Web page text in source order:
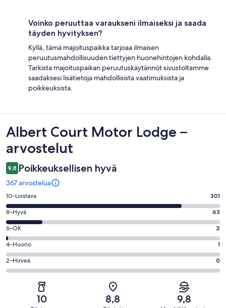
Voinko peruuttaa varaukseni ilmaiseksi ja saada
täyden hyvityksen?
Kyllä, tämä majoituspaikka tarjoaa ilmaisen
peruutusmahdollisuuden tiettyjen huonehintojen kohdalla.
Tarkista majoituspaikan peruutuskäytännöt sivustoltamme
saadaksesi lisätietoja mahdollisista vaatimuksista ja
poikkeuksista.
Arvostelut
Albert Court Motor Lodge –
arvostelut
9,8 Poikkeuksellisen hyvä
367 arvostelua
Arvosana
10
-
Loistava.
301
kautta
367
arvostelua
10–Loistava 301
Arvosana
8
-
Hyvä.
63
kautta
367
arvostelua
8–Hyvä 63
Arvosana
6
-
OK.
2
arvostelua
6–OK 2
Arvosana
4
-
4–Huono 1
Arvosana
2
2–Hirveä 0
10 8,8 9,8